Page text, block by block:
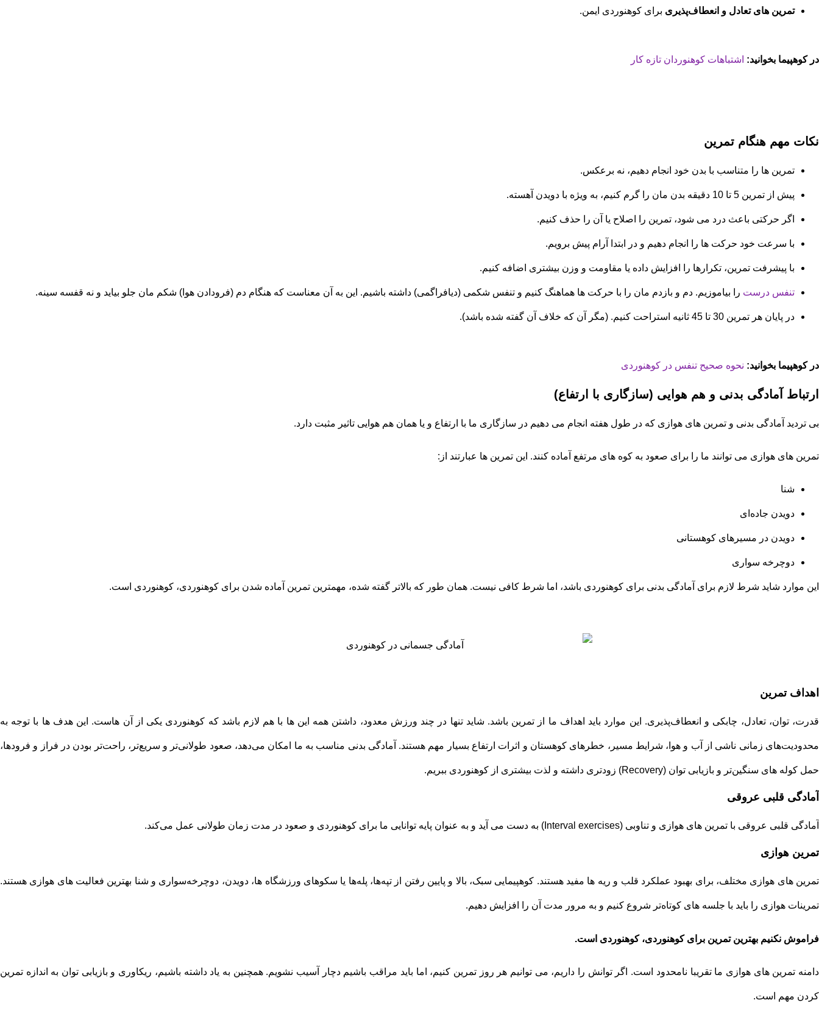
تمرین های تعادل و انعطاف‌پذیری برای کوهنوردی ایمن.
در کوهپیما بخوانید: اشتباهات کوهنوردان تازه کار
نکات مهم هنگام تمرین
تمرین ها را متناسب با بدن خود انجام دهیم، نه برعکس.
پیش از تمرین 5 تا 10 دقیقه بدن مان را گرم کنیم، به ویژه با دویدن آهسته.
اگر حرکتی باعث درد می شود، تمرین را اصلاح یا آن را حذف کنیم.
با سرعت خود حرکت ها را انجام دهیم و در ابتدا آرام پیش برویم.
با پیشرفت تمرین، تکرارها را افزایش داده یا مقاومت و وزن بیشتری اضافه کنیم.
تنفس درست را بیاموزیم. دم و بازدم مان را با حرکت ها هماهنگ کنیم و تنفس شکمی (دیافراگمی) داشته باشیم. این به آن معناست که هنگام دم (فرودادن هوا) شکم مان جلو بیاید و نه قفسه سینه.
در پایان هر تمرین 30 تا 45 ثانیه استراحت کنیم. (مگر آن که خلاف آن گفته شده باشد).
در کوهپیما بخوانید: نحوه صحیح تنفس در کوهنوردی
ارتباط آمادگی بدنی و هم هوایی (سازگاری با ارتفاع)
بی تردید آمادگی بدنی و تمرین های هوازی که در طول هفته انجام می دهیم در سازگاری ما با ارتفاع و یا همان هم هوایی تاثیر مثبت دارد.
تمرین های هوازی می توانند ما را برای صعود به کوه های مرتفع آماده کنند. این تمرین ها عبارتند از:
شنا
دویدن جاده‌ای
دویدن در مسیرهای کوهستانی
دوچرخه سواری
این موارد شاید شرط لازم برای آمادگی بدنی برای کوهنوردی باشد، اما شرط کافی نیست. همان طور که بالاتر گفته شده، مهمترین تمرین آماده شدن برای کوهنوردی، کوهنوردی است.
اهداف تمرین
قدرت، توان، تعادل، چابکی و انعطاف‌پذیری. این موارد باید اهداف ما از تمرین باشد. شاید تنها در چند ورزش معدود، داشتن همه این ها با هم لازم باشد که کوهنوردی یکی از آن هاست. این هدف ها با توجه به
محدودیت‌های زمانی ناشی از آب و هوا، شرایط مسیر، خطرهای کوهستان و اثرات ارتفاع بسیار مهم هستند. آمادگی بدنی مناسب به ما امکان می‌دهد، صعود طولانی‌تر و سریع‌تر، راحت‌تر بودن در فراز و فرودها،
حمل کوله های سنگین‌تر و بازیابی توان (Recovery) زودتری داشته و لذت بیشتری از کوهنوردی ببریم.
آمادگی قلبی عروقی
آمادگی قلبی عروقی با تمرین های هوازی و تناوبی (Interval exercises) به دست می آید و به عنوان پایه توانایی ما برای کوهنوردی و صعود در مدت زمان طولانی عمل می‌کند.
تمرین هوازی
تمرین های هوازی مختلف، برای بهبود عملکرد قلب و ریه ها مفید هستند. کوهپیمایی سبک، بالا و پایین رفتن از تپه‌ها، پله‌ها یا سکوهای ورزشگاه ها، دویدن، دوچرخه‌سواری و شنا بهترین فعالیت های هوازی هستند.
تمرینات هوازی را باید با جلسه های کوتاه‌تر شروع کنیم و به مرور مدت آن را افزایش دهیم.
فراموش نکنیم بهترین تمرین برای کوهنوردی، کوهنوردی است.
دامنه تمرین های هوازی ما تقریبا نامحدود است. اگر توانش را داریم، می توانیم هر روز تمرین کنیم، اما باید مراقب باشیم دچار آسیب نشویم. همچنین به یاد داشته باشیم، ریکاوری و بازیابی توان به اندازه تمرین
کردن مهم است.